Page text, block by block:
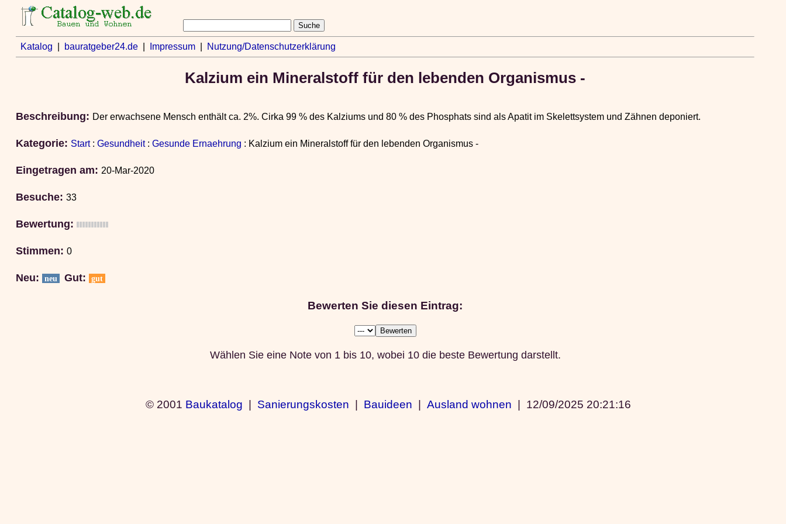
Katalog bauratgeber24.de| Impressum| Nutzung/Datenschutzerklärung
Kalzium ein Mineralstoff für den lebenden Organismus -
Beschreibung: Der erwachsene Mensch enthält ca. 2%. Cirka 99 % des Kalziums und 80 % des Phosphats sind als Apatit im Skelettsystem und Zähnen deponiert.
Kategorie: Start: Gesundheit: Gesunde Ernaehrung : Kalzium ein Mineralstoff für den lebenden Organismus -
Eingetragen am: 20-Mar-2020
Besuche: 33
Bewertung:
Stimmen: 0
Neu: neu Gut: gut
Bewerten Sie diesen Eintrag:
Wählen Sie eine Note von 1 bis 10, wobei 10 die beste Bewertung darstellt.
© 2001 Baukatalog | Sanierungskosten | Bauideen | Ausland wohnen | 12/09/2025 20:21:16